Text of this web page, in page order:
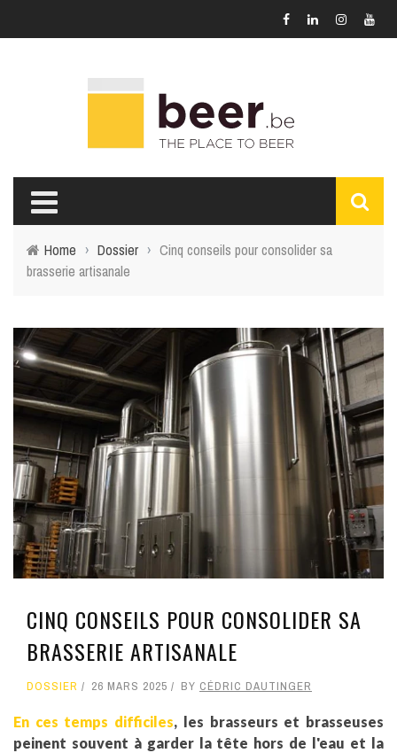
Home › Dossier › Cinq conseils pour consolider sa
brasserie artisanale
CINQ CONSEILS POUR CONSOLIDER SA
BRASSERIE ARTISANALE
DOSSIER 26 MARS 2025 BY CÉDRIC DAUTINGER
En ces temps difficiles, les brasseurs et brasseuses
peinent souvent à garder la tête hors de l'eau et la